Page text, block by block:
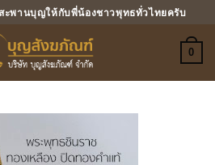
พานบุญให้กับพี่น้องชาวพุทธทั่วไทยครับ
0